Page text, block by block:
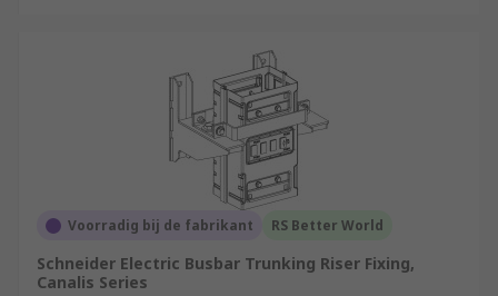
Voorradig bij de fabrikant RS Better World
Schneider Electric Busbar Trunking Riser Fixing,
Canalis Series